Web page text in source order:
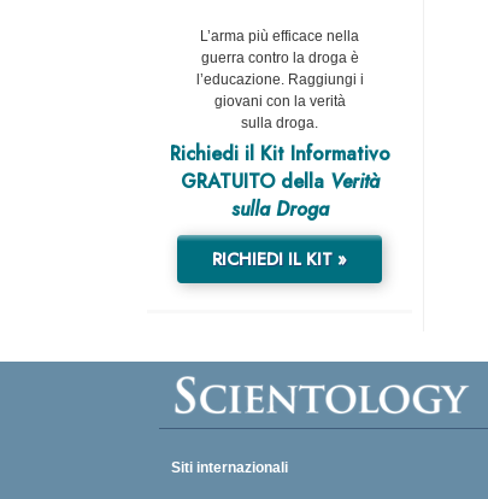
L’arma più efficace nella
guerra contro la droga è
l’educazione. Raggiungi i
giovani con la verità
sulla droga.
Richiedi il Kit Informativo
GRATUITO della Verità
sulla Droga
RICHIEDI IL KIT »
Siti internazionali